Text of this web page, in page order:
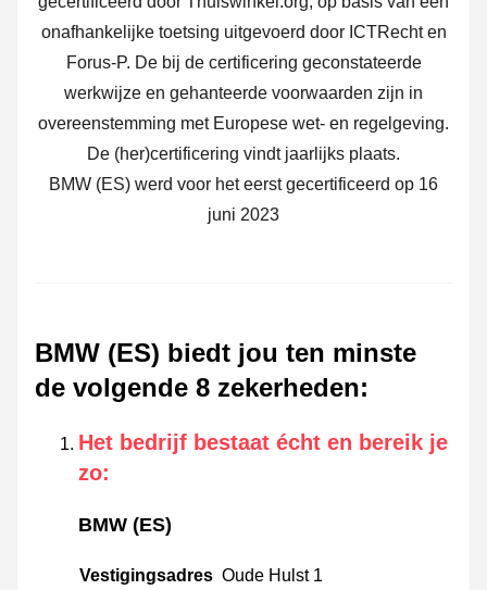
onafhankelijke toetsing uitgevoerd door ICTRecht en
Forus-P. De bij de certificering geconstateerde
werkwijze en gehanteerde voorwaarden zijn in
overeenstemming met Europese wet- en regelgeving.
De (her)certificering vindt jaarlijks plaats.
BMW (ES) werd voor het eerst gecertificeerd op 16
juni 2023
BMW (ES) biedt jou ten minste
de volgende 8 zekerheden:
Het bedrijf bestaat écht en bereik je
zo:
BMW (ES)
Vestigingsadres Oude Hulst 1